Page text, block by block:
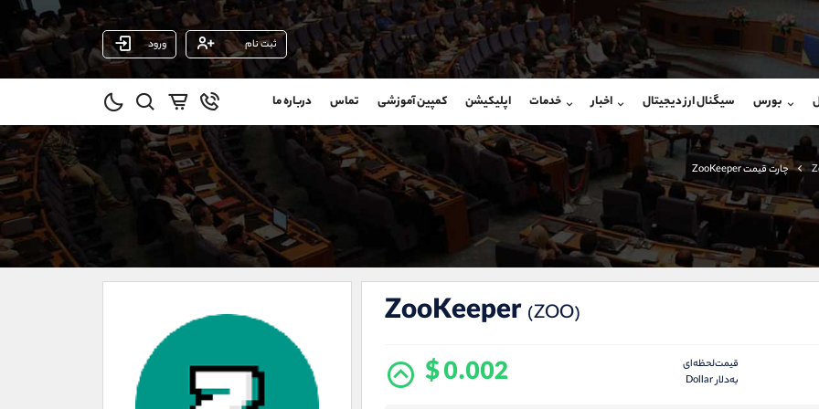
ثبت نام ورود
بورس سیگنال ارز دیجیتال اخبار خدمات اپلیکیشن کمپین آموزشی تماس درباره ما
چارت قیمت ZooKeeper
ZooKeeper (ZOO)
قیمت‌لحظه‌ای
به‌دلار Dollar
$ 0.002
شروع گفتگو
@Armteam_admin_103
103
شروع گفتگو
@Armteam_admin_104
داخلی 104
(ایمان پوراسماعیلی)
09927779040
واتساپ شروع گفتگو
تلگرام @Armteam_admin_por
021-22021030
021-22021040
@alireza.mehrabii
@alirezamehrabi_com
@alirezamehrabi_official